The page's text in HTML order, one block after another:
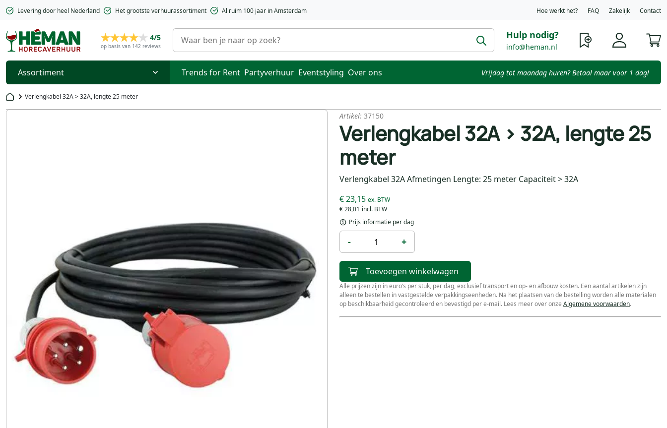
Levering door heel Nederland Het grootste verhuurassortiment Al ruim 100 jaar in Amsterdam Hoe werkt het? FAQ Zakelijk Contact
4/5
op basis van 142 reviews
Hulp nodig?
info@heman.nl
Assortiment Trends for Rent Partyverhuur Eventstyling Over ons Vrijdag tot maandag huren? Betaal maar voor 1 dag!
Verlengkabel 32A > 32A, lengte 25 meter
Artikel: 37150
Verlengkabel 32A > 32A, lengte 25
meter
Verlengkabel 32A Afmetingen Lengte: 25 meter Capaciteit > 32A
€ 28,01
€ 23,15
Prijs informatie per dag
- +
Toevoegen winkelwagen
Alle prijzen zijn in euro’s per stuk, per dag, exclusief transport en op- en afbouw kosten. Een aantal artikelen zijn
alleen te bestellen in vastgestelde verpakkingseenheden. Na het plaatsen van de bestelling worden alle materialen
op beschikbaarheid gecontroleerd en bevestigd per e-mail. Lees meer over onze Algemene voorwaarden.